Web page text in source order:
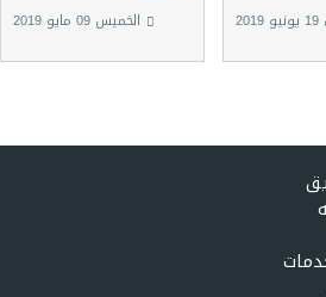
الخميس 09 مايو 2019